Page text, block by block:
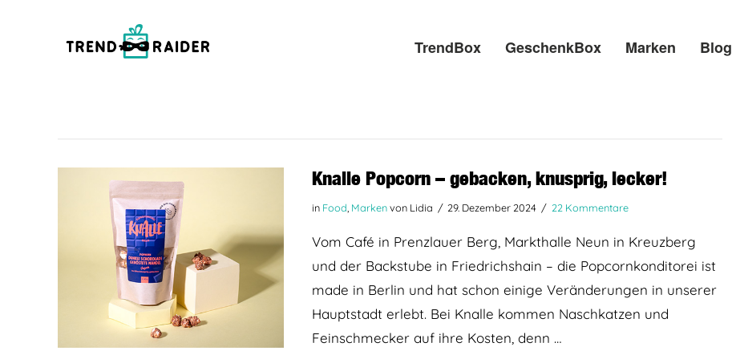
TrendBox GeschenkBox Marken Blog
Knalle Popcorn – gebacken, knusprig, lecker!
in Food Markenvon Lidia 29. Dezember 2024 22 Kommentare
Vom Café in Prenzlauer Berg, Markthalle Neun in Kreuzberg
und der Backstube in Friedrichshain – die Popcornkonditorei ist
made in Berlin und hat schon einige Veränderungen in unserer
Hauptstadt erlebt. Bei Knalle kommen Naschkatzen und
Feinschmecker auf ihre Kosten, denn …